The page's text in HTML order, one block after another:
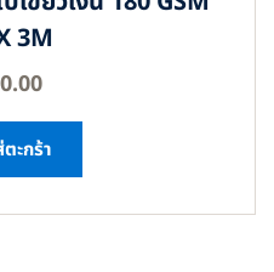
3M
ะกร้า